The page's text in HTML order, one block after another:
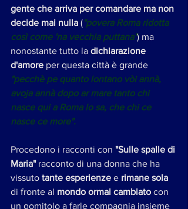
gente che arriva per comandare ma non
decide mai nulla ("povera Roma ridotta
così come 'na vecchia puttana") ma
nonostante tutto la dichiarazione
d'amore per questa città è grande
"pecchè pe quanto lontano vòi annà,
avoja annà dopo ar mare tanto chi
nasce qui a Roma lo sa, che chi ce
nasce ce more".
Procedono i racconti con "Sulle spalle di
Maria" racconto di una donna che ha
vissuto tante esperienze e rimane sola
di fronte al mondo ormai cambiato con
un gomitolo a farle compagnia insieme